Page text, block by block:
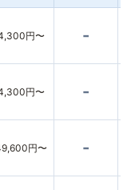
円〜 -
円〜 -
円〜 -